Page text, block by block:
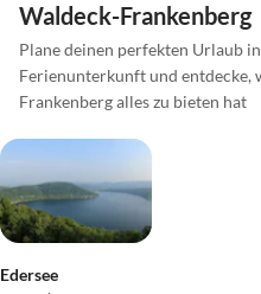
Waldeck-Frankenberg
Plane deinen perfekten Urlaub
Ferienunterkunft und entdecke,
Frankenberg alles zu bieten hat
Edersee